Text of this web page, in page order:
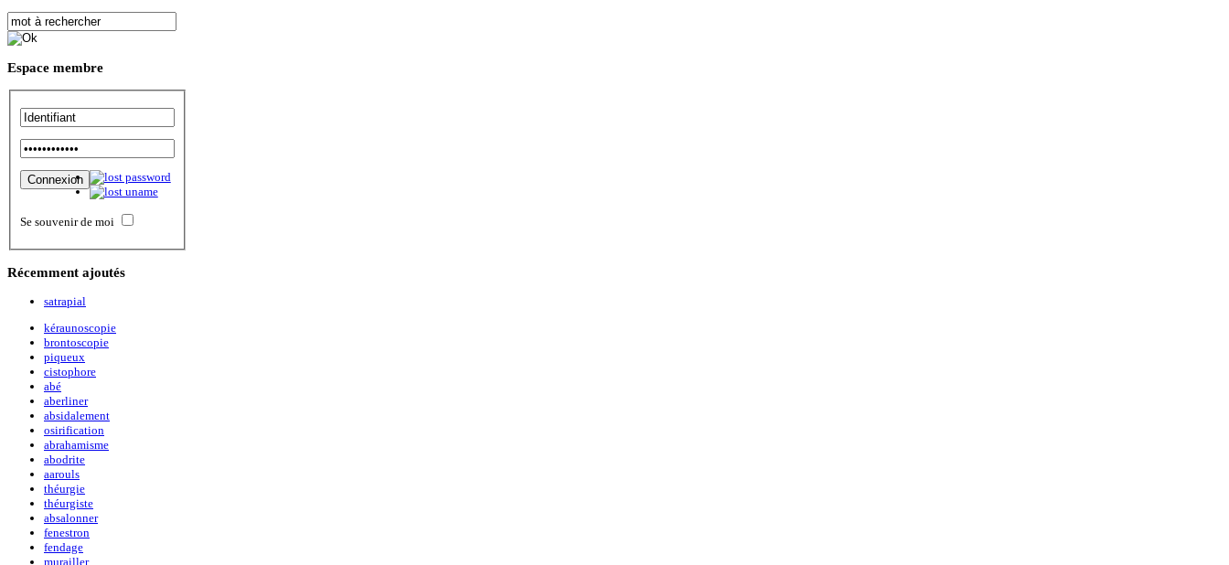
Espace membre
Se souvenir de moi
Récemment ajoutés
satrapial
kéraunoscopie
brontoscopie
piqueux
cistophore
abé
aberliner
absidalement
osirification
abrahamisme
abodrite
aarouls
théurgie
théurgiste
absalonner
fenestron
fendage
murailler